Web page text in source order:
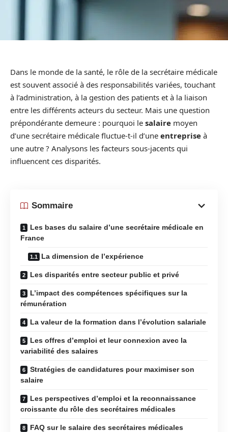
Dans le monde de la santé, le rôle de la secrétaire médicale
est souvent associé à des responsabilités variées, touchant
à l’administration, à la gestion des patients et à la liaison
entre les différents acteurs du secteur. Mais une question
prépondérante demeure : pourquoi le salaire moyen
d’une secrétaire médicale fluctue-t-il d’une entreprise à
une autre ? Analysons les facteurs sous-jacents qui
influencent ces disparités.
Sommaire
Les bases du salaire d’une secrétaire médicale en
France
La dimension de l’expérience
Les disparités entre secteur public et privé
L’impact des compétences spécifiques sur la
rémunération
La valeur de la formation dans l’évolution salariale
Les offres d’emploi et leur connexion avec la
variabilité des salaires
Stratégies de candidatures pour maximiser son
salaire
Les perspectives d’emploi et la reconnaissance
croissante du rôle des secrétaires médicales
FAQ sur le salaire des secrétaires médicales